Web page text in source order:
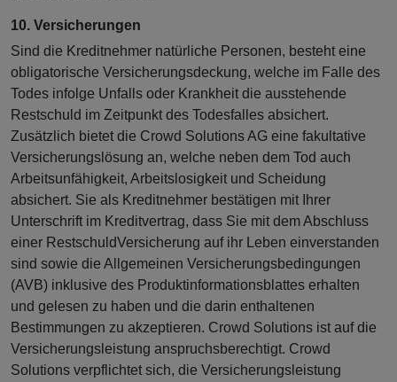
10. Versicherungen
Sind die Kreditnehmer natürliche Personen, besteht eine
obligatorische Versicherungsdeckung, welche im Falle des
Todes infolge Unfalls oder Krankheit die ausstehende
Restschuld im Zeitpunkt des Todesfalles absichert.
Zusätzlich bietet die Crowd Solutions AG eine fakultative
Versicherungslösung an, welche neben dem Tod auch
Arbeitsunfähigkeit, Arbeitslosigkeit und Scheidung
absichert. Sie als Kreditnehmer bestätigen mit Ihrer
Unterschrift im Kreditvertrag, dass Sie mit dem Abschluss
einer RestschuldVersicherung auf ihr Leben einverstanden
sind sowie die Allgemeinen Versicherungsbedingungen
(AVB) inklusive des Produktinformationsblattes erhalten
und gelesen zu haben und die darin enthaltenen
Bestimmungen zu akzeptieren. Crowd Solutions ist auf die
Versicherungsleistung anspruchsberechtigt. Crowd
Solutions verpflichtet sich, die Versicherungsleistung